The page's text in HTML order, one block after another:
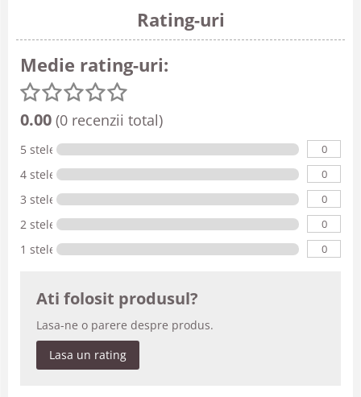
Rating-uri
Medie rating-uri:
0.00 (0 recenzii total)
5 stele 0
4 stele 0
3 stele 0
2 stele 0
1 stele 0
Ati folosit produsul?
Lasa-ne o parere despre produs.
Lasa un rating